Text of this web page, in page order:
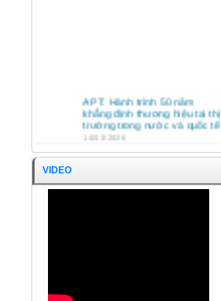
APT: Hành trình 50 năm
khẳng định thương hiệu tại thị
trường trong nước và quốc tế
14/03/2026
HỘI NGHỊ TỔNG KẾT HOẠT
ĐỘNG NĂM 2026 CÔNG TY
VIDEO